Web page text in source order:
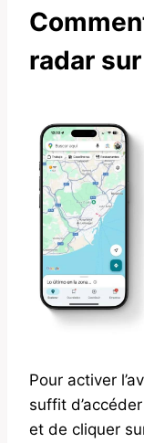
radar
Pour activer
suffit
et de cliquer